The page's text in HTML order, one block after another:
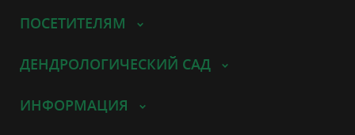
ПОСЕТИТЕЛЯМ
ДЕНДРОЛОГИЧЕСКИЙ САД
ИНФОРМАЦИЯ